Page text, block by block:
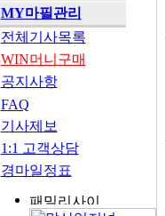
MY마필관리
전체기사목록
WIN머니구매
공지사항
FAQ
기사제보
1:1 고객상담
경마일정표